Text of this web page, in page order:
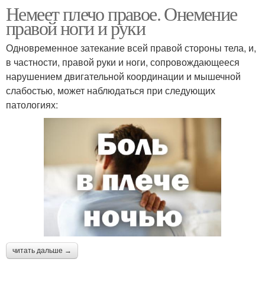
Немеет плечо правое. Онемение
правой ноги и руки
Одновременное затекание всей правой стороны тела, и,
в частности, правой руки и ноги, сопровождающееся
нарушением двигательной координации и мышечной
слабостью, может наблюдаться при следующих
патологиях:
читать дальше →